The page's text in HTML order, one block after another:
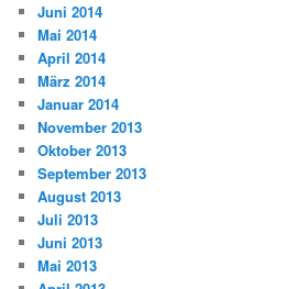
Juni 2014
Mai 2014
April 2014
März 2014
Januar 2014
November 2013
Oktober 2013
September 2013
August 2013
Juli 2013
Juni 2013
Mai 2013